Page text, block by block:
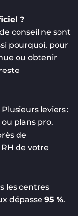
?
conseil ne sont
pourquoi, pour
ou obtenir
Plusieurs leviers :
ou plans pro.
de
de votre
les centres
dépasse 95 %.